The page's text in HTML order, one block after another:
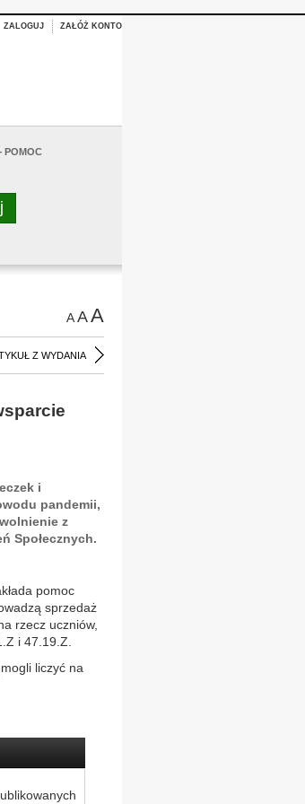
ZALOGUJ ZAŁÓŻ KONTO
POMOC
AAA
Z WYDANIA
i
pandemii,
z
Społecznych.
pomoc
sprzedaż
rzecz uczniów,
i 47.19.Z.
liczyć na